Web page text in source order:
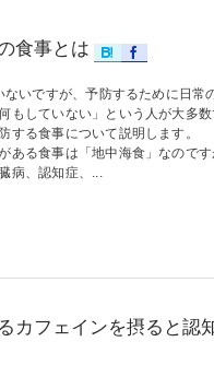
食事とは
いですが、予防するために日常
もしていない」という人が大多数
する食事について説明します。
ある食事は「地中海食」なので
病、認知症、...
カフェインを摂ると認